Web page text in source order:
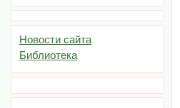
Новости сайта
Библиотека